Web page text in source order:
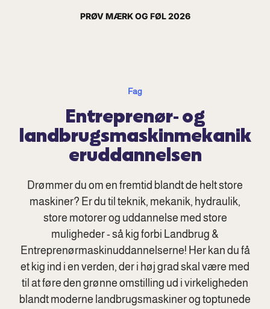
PRØV MÆRK OG FØL 2026
Fag
Entreprenør- og
landbrugsmaskinmekanik
eruddannelsen
Drømmer du om en fremtid blandt de helt store
maskiner? Er du til teknik, mekanik, hydraulik,
store motorer og uddannelse med store
muligheder - så kig forbi Landbrug &
Entreprenørmaskinuddannelserne! Her kan du få
et kig ind i en verden, der i høj grad skal være med
til at føre den grønne omstilling ud i virkeligheden
blandt moderne landbrugsmaskiner og toptunede